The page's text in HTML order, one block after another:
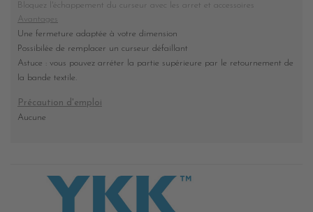
Bloquez l'échappement du curseur avec les arret et accessoires
Avantages
Une fermeture adaptée à votre dimension
Possibilée de remplacer un curseur défaillant
Astuce : vous pouvez arréter la partie supérieure par le retournement de
la bande textile.
Précaution d'emploi
Aucune